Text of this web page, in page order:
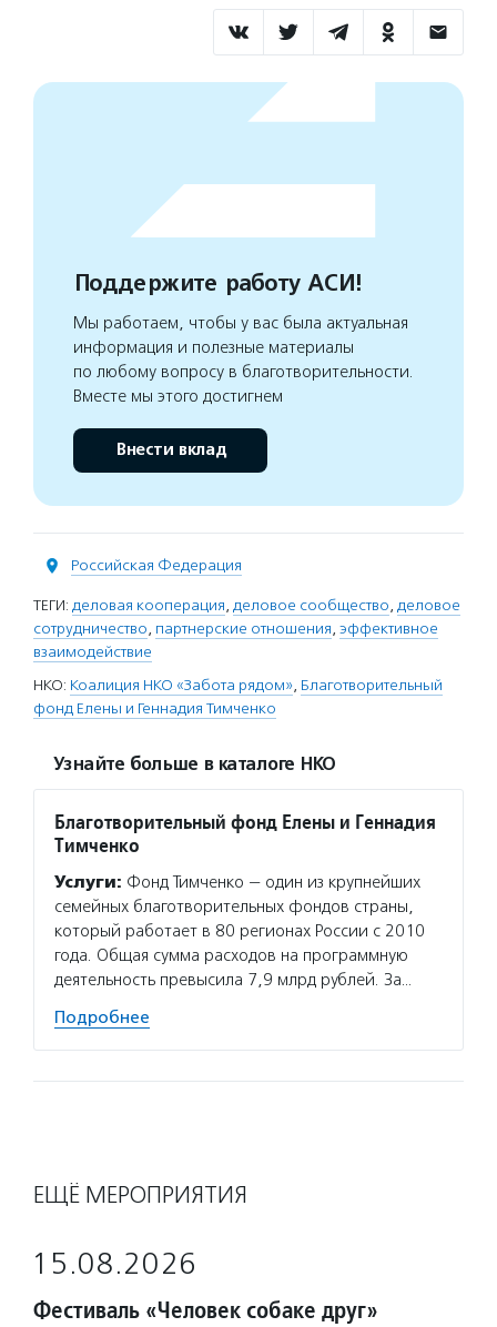
Поддержите работу АСИ!
Мы работаем, чтобы у вас была актуальная
информация и полезные материалы
по любому вопросу в благотворительности.
Вместе мы этого достигнем
Внести вклад
Российская Федерация
ТЕГИ: деловая кооперация, деловое сообщество, деловое
сотрудничество, партнерские отношения, эффективное
взаимодействие
НКО: Коалиция НКО «Забота рядом», Благотворительный
фонд Елены и Геннадия Тимченко
Узнайте больше в каталоге НКО
Благотворительный фонд Елены и Геннадия
Тимченко
Услуги: Фонд Тимченко — один из крупнейших
семейных благотворительных фондов страны,
который работает в 80 регионах России с 2010
года. Общая сумма расходов на программную
деятельность превысила 7,9 млрд рублей. За…
Подробнее
ЕЩЁ МЕРОПРИЯТИЯ
15.08.2026
Фестиваль «Человек собаке друг»